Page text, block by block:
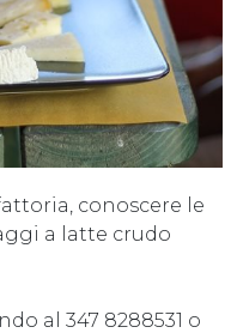
conoscere le
a latte crudo
al 347 8288531 o